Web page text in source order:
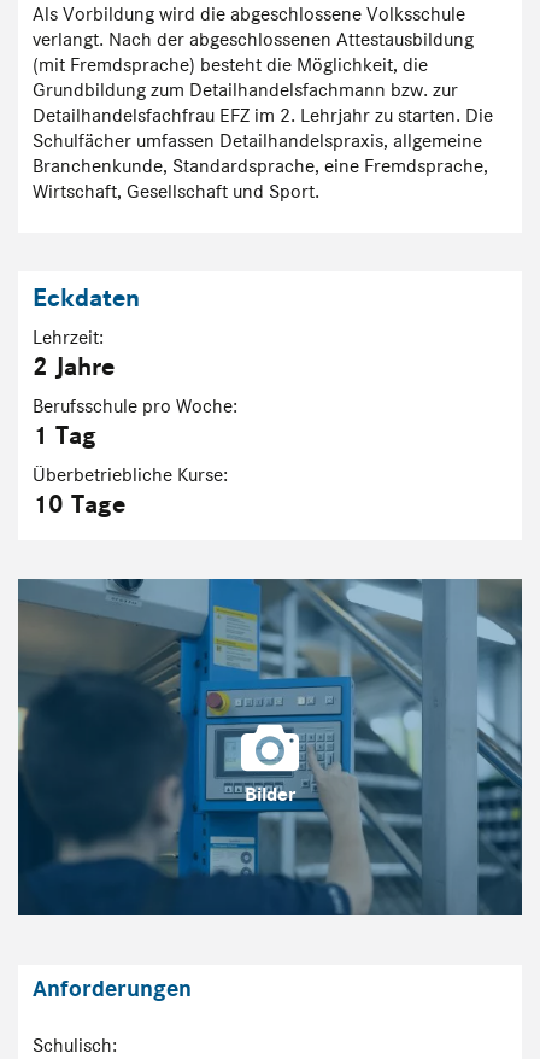
Als Vorbildung wird die abgeschlossene Volksschule
verlangt. Nach der abgeschlossenen Attestausbildung
(mit Fremdsprache) besteht die Möglichkeit, die
Grundbildung zum Detailhandelsfachmann bzw. zur
Detailhandelsfachfrau EFZ im 2. Lehrjahr zu starten. Die
Schulfächer umfassen Detailhandelspraxis, allgemeine
Branchenkunde, Standardsprache, eine Fremdsprache,
Wirtschaft, Gesellschaft und Sport.
Eckdaten
Lehrzeit:
2 Jahre
Berufsschule pro Woche:
1 Tag
Überbetriebliche Kurse:
10 Tage
Bilder
Anforderungen
Schulisch: